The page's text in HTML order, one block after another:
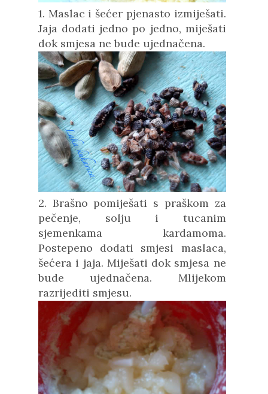
1. Maslac i šećer pjenasto izmiješati.
Jaja dodati jedno po jedno, miješati
dok smjesa ne bude ujednačena.
2. Brašno pomiješati s praškom za
pečenje, solju i tucanim
sjemenkama kardamoma.
Postepeno dodati smjesi maslaca,
šećera i jaja. Miješati dok smjesa ne
bude ujednačena. Mlijekom
razrijediti smjesu.